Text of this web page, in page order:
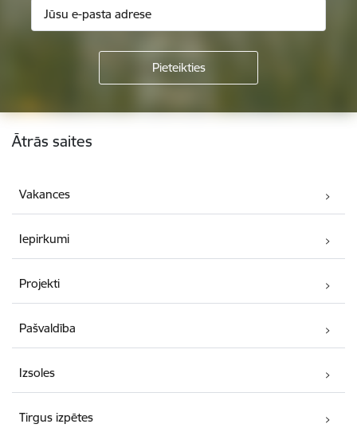
Kājene
Ātrās saites
Vakances
Iepirkumi
Projekti
Pašvaldība
Izsoles
Tirgus izpētes